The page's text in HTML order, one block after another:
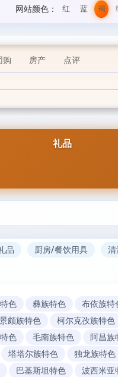
红
色
蓝
色
褐
色
网站颜色：
购 房产 点评
礼品
品 厨房/餐饮用具
色 彝族特色 布依族特
景颇族特色 柯尔克孜族特色
色 毛南族特色 阿昌族
塔塔尔族特色 独龙族特色
巴基斯坦特色 波西米亚